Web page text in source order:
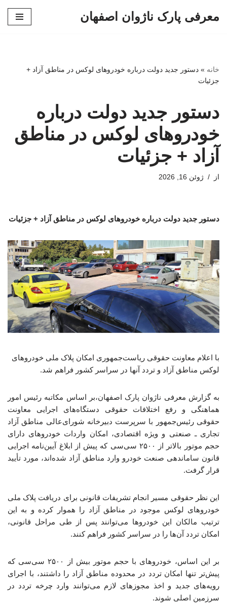
معرفی پارک ناژوان اصفهان
خانه » دستور جدید دولت درباره خودروهای لوکس در مناطق آزاد +
جزئیات
دستور جدید دولت درباره
خودروهای لوکس در مناطق
آزاد + جزئیات
از ژوئن 16, 2026
دستور جدید دولت درباره خودروهای لوکس در مناطق آزاد + جزئیات
با اعلام معاونت حقوقی ریاست‌جمهوری امکان پلاک ملی خودروهای
لوکس مناطق آزاد و تردد آنها در سراسر کشور فراهم شد.
به گزارش معرفی ناژوان پارک اصفهان،بر اساس مکاتبه رئیس امور
هماهنگی و رفع اختلافات حقوقی دستگاه‌های اجرایی معاونت
حقوقی رئیس‌جمهور با سرپرست دبیرخانه شورای‌عالی مناطق آزاد
تجاری ـ صنعتی و ویژه اقتصادی، امکان واردات خودروهای دارای
حجم موتور بالاتر از ۲۵۰۰ سی‌سی که پیش از ابلاغ آیین‌نامه اجرایی
قانون ساماندهی صنعت خودرو وارد مناطق آزاد شده‌اند، مورد تأیید
قرار گرفت.
این نظر حقوقی مسیر انجام تشریفات قانونی برای دریافت پلاک ملی
خودروهای لوکس موجود در مناطق آزاد را هموار کرده و به این
ترتیب مالکان این خودروها می‌توانند پس از طی مراحل قانونی،
امکان تردد آن‌ها را در سراسر کشور فراهم کنند.
بر این اساس، خودروهای با حجم موتور بیش از ۲۵۰۰ سی‌سی که
پیش‌تر تنها امکان تردد در محدوده مناطق آزاد را داشتند، با اجرای
رویه‌های جدید و اخذ مجوزهای لازم می‌توانند وارد چرخه تردد در
سرزمین اصلی شوند.